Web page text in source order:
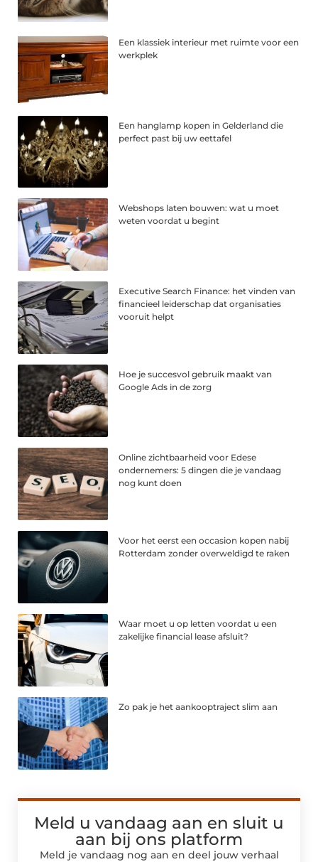
Een klassiek interieur met ruimte voor een
werkplek
Een hanglamp kopen in Gelderland die
perfect past bij uw eettafel
Webshops laten bouwen: wat u moet
weten voordat u begint
Executive Search Finance: het vinden van
financieel leiderschap dat organisaties
vooruit helpt
Hoe je succesvol gebruik maakt van
Google Ads in de zorg
Online zichtbaarheid voor Edese
ondernemers: 5 dingen die je vandaag
nog kunt doen
Voor het eerst een occasion kopen nabij
Rotterdam zonder overweldigd te raken
Waar moet u op letten voordat u een
zakelijke financial lease afsluit?
Zo pak je het aankooptraject slim aan
Meld u vandaag aan en sluit u
aan bij ons platform
Meld je vandaag nog aan en deel jouw verhaal